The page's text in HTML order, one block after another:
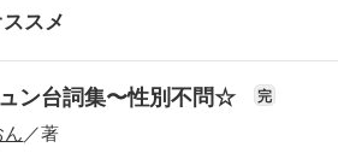
スメ
ン台詞集〜性別不問☆ 完
ん ／著